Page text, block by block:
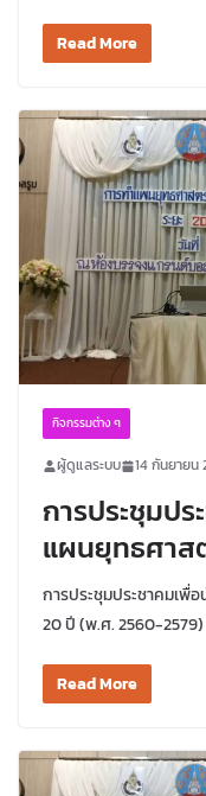
Read More
กิจกรรมต่าง ๆ
ผู้ดูแลระบบ 14 กันยายน
การประชุมปร
แผนยุทธศาส
การประชุมประชาคมเพื่
20 ปี (พ.ศ. 2560-2579)
Read More